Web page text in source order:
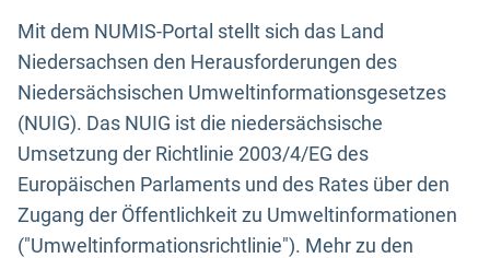
Mit dem NUMIS-Portal stellt sich das Land
Niedersachsen den Herausforderungen des
Niedersächsischen Umweltinformationsgesetzes
(NUIG). Das NUIG ist die niedersächsische
Umsetzung der Richtlinie 2003/4/EG des
Europäischen Parlaments und des Rates über den
Zugang der Öffentlichkeit zu Umweltinformationen
("Umweltinformationsrichtlinie"). Mehr zu den